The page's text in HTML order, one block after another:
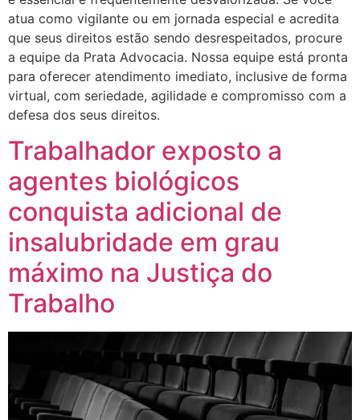
atua como vigilante ou em jornada especial e acredita
que seus direitos estão sendo desrespeitados, procure
a equipe da Prata Advocacia. Nossa equipe está pronta
para oferecer atendimento imediato, inclusive de forma
virtual, com seriedade, agilidade e compromisso com a
defesa dos seus direitos.
Trabalhador exposto a
agentes biológicos
conquista adicional de
insalubridade em grau
máximo na Justiça do
Trabalho